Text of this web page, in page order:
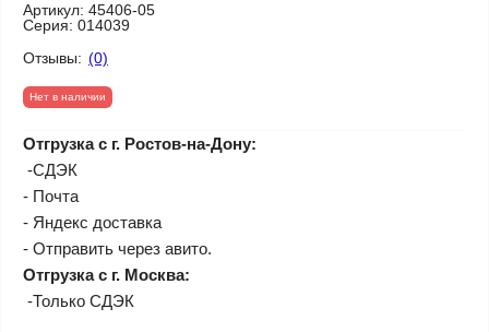
Артикул: 45406-05
Серия: 014039
Отзывы: (0)
Нет в наличии
Отгрузка с г. Ростов-на-Дону:
-СДЭК
- Почта
- Яндекс доставка
- Отправить через авито.
Отгрузка с г. Москва:
-Только СДЭК